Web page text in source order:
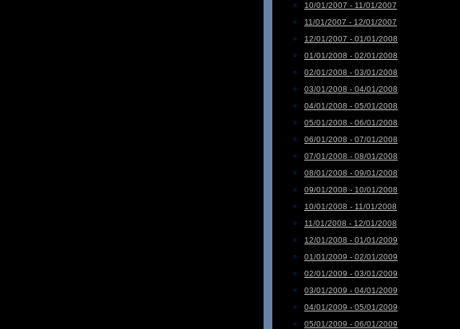
10/01/2007 - 11/01/2007
11/01/2007 - 12/01/2007
12/01/2007 - 01/01/2008
01/01/2008 - 02/01/2008
02/01/2008 - 03/01/2008
03/01/2008 - 04/01/2008
04/01/2008 - 05/01/2008
05/01/2008 - 06/01/2008
06/01/2008 - 07/01/2008
07/01/2008 - 08/01/2008
08/01/2008 - 09/01/2008
09/01/2008 - 10/01/2008
10/01/2008 - 11/01/2008
11/01/2008 - 12/01/2008
12/01/2008 - 01/01/2009
01/01/2009 - 02/01/2009
02/01/2009 - 03/01/2009
03/01/2009 - 04/01/2009
04/01/2009 - 05/01/2009
05/01/2009 - 06/01/2009